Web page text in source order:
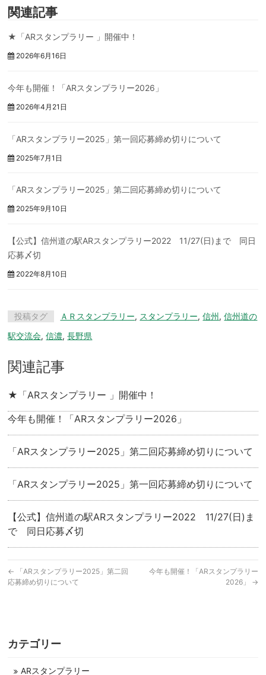
関連記事
★「ARスタンプラリー 」開催中！
2026年6月16日
今年も開催！「ARスタンプラリー2026」
2026年4月21日
「ARスタンプラリー2025」第一回応募締め切りについて
2025年7月1日
「ARスタンプラリー2025」第二回応募締め切りについて
2025年9月10日
【公式】信州道の駅ARスタンプラリー2022 11/27(日)まで 同日
応募〆切
2022年8月10日
投稿タグ ＡＲスタンプラリー, スタンプラリー,信州 ,信州道の
駅交流会,信濃,長野県
関連記事
★「ARスタンプラリー 」開催中！
今年も開催！「ARスタンプラリー2026」
「ARスタンプラリー2025」第二回応募締め切りについて
「ARスタンプラリー2025」第一回応募締め切りについて
【公式】信州道の駅ARスタンプラリー2022 11/27(日)ま
で 同日応募〆切
← 「ARスタンプラリー2025」第二回
応募締め切りについて
今年も開催！「ARスタンプラリー
2026」 →
カテゴリー
ARスタンプラリー